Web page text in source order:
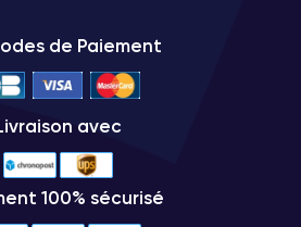
de Paiement
avec
100% sécurisé